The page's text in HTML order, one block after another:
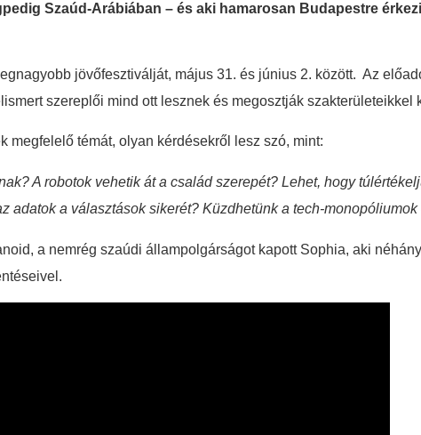
Szaúd-Arábiában – és aki hamarosan Budapestre
jövőfesztiválját, május 31. és június 2. között. Az
szereplői mind ott lesznek és megosztják
témát, olyan kérdésekről lesz szó, mint:
A robotok vehetik át a család szerepét? Lehet, hogy
adatok a választások sikerét? Küzdhetünk a tech-
a nemrég szaúdi állampolgárságot kapott Sophia, aki